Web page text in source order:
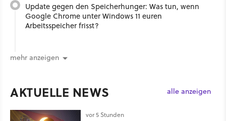
Update gegen den Speicherhunger: Was tun, wenn
Google Chrome unter Windows 11 euren
Arbeitsspeicher frisst?
mehr anzeigen
AKTUELLE NEWS alle anzeigen
vor 5 Stunden